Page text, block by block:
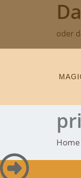
oder
Home